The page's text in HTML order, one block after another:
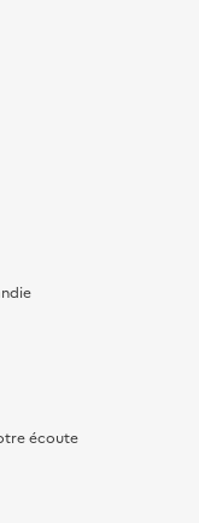
écoute